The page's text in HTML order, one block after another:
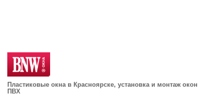
Пластиковые окна в Красноярске, установка и монтаж окон
ПВХ